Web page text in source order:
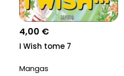
4,00 €
I Wish tome 7
Mangas